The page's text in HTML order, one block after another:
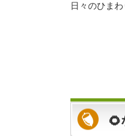
日々のひま
🌻